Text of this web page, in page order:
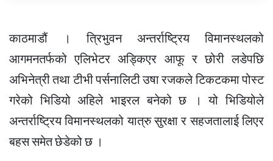
काठमाडौं । त्रिभुवन अन्तर्राष्ट्रिय विमानस्थलको
आगमनतर्फको एलिभेटर अड्किएर आफू र छोरी लडेपछि
अभिनेत्री तथा टीभी पर्सनालिटी उषा रजकले टिकटकमा पोस्ट
गरेको भिडियो अहिले भाइरल बनेको छ । यो भिडियोले
अन्तर्राष्ट्रिय विमानस्थलको यात्रु सुरक्षा र सहजतालाई लिएर
बहस समेत छेडेको छ ।